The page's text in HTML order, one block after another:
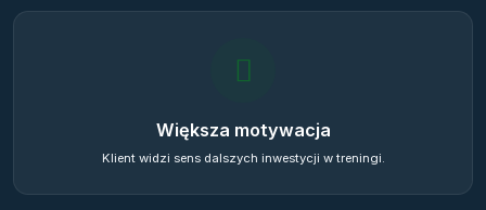
Większa motywacja
Klient widzi sens dalszych inwestycji w treningi.